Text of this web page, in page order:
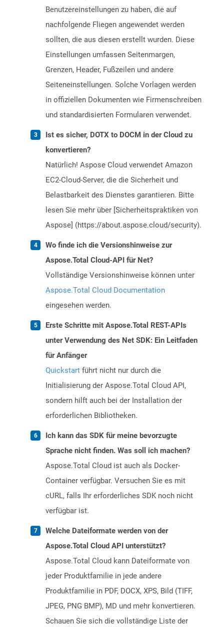
Benutzereinstellungen zu haben, die auf
nachfolgende Fliegen angewendet werden
sollten, die aus diesen erstellt wurden. Diese
Einstellungen umfassen Seitenmargen,
Grenzen, Header, Fußzeilen und andere
Seiteneinstellungen. Solche Vorlagen werden
in offiziellen Dokumenten wie Firmenschreiben
und standardisierten Formularen verwendet.
Ist es sicher, DOTX to DOCM in der Cloud zu
konvertieren?
Natürlich! Aspose Cloud verwendet Amazon
EC2-Cloud-Server, die die Sicherheit und
Belastbarkeit des Dienstes garantieren. Bitte
lesen Sie mehr über [Sicherheitspraktiken von
Aspose] (https://about.aspose.cloud/security).
Wo finde ich die Versionshinweise zur
Aspose.Total Cloud-API für Net?
Vollständige Versionshinweise können unter
Aspose.Total Cloud Documentation
eingesehen werden.
Erste Schritte mit Aspose.Total REST-APIs
unter Verwendung des Net SDK: Ein Leitfaden
für Anfänger
Quickstart führt nicht nur durch die
Initialisierung der Aspose.Total Cloud API,
sondern hilft auch bei der Installation der
erforderlichen Bibliotheken.
Ich kann das SDK für meine bevorzugte
Sprache nicht finden. Was soll ich machen?
Aspose.Total Cloud ist auch als Docker-
Container verfügbar. Versuchen Sie es mit
cURL, falls Ihr erforderliches SDK noch nicht
verfügbar ist.
Welche Dateiformate werden von der
Aspose.Total Cloud API unterstützt?
Aspose.Total Cloud kann Dateiformate von
jeder Produktfamilie in jede andere
Produktfamilie in PDF, DOCX, XPS, Bild (TIFF,
JPEG, PNG BMP), MD und mehr konvertieren.
Schauen Sie sich die vollständige Liste der